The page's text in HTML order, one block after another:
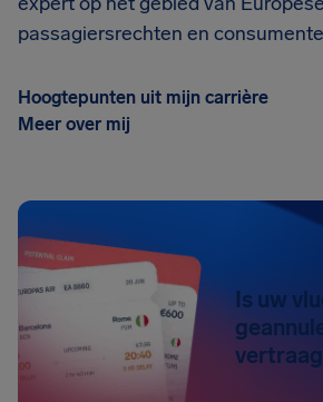
passagiersrechten en
Hoogtepunten uit mijn carrière
Meer over mij
Is uw